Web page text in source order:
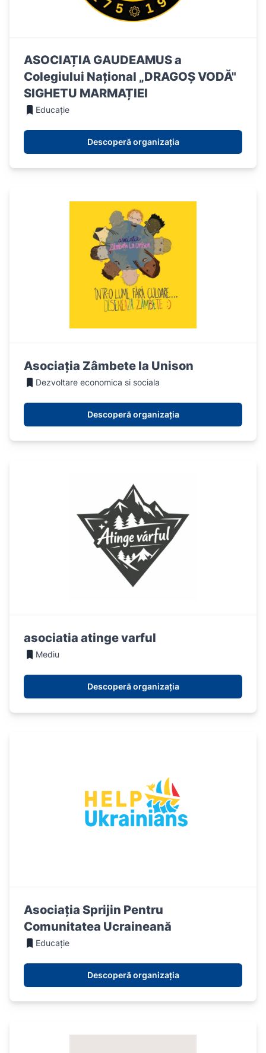
ASOCIAȚIA GAUDEAMUS a
Colegiului Național „DRAGOȘ VODĂ"
SIGHETU MARMAȚIEI
Educație
Descoperă organizația
Asociația Zâmbete la Unison
Dezvoltare economica si sociala
Descoperă organizația
asociatia atinge varful
Mediu
Descoperă organizația
Asociația Sprijin Pentru
Comunitatea Ucraineană
Educație
Descoperă organizația